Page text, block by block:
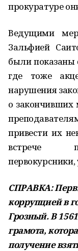
прокуратуре
Ведущими
Зальфией
были по­казаны
где тоже
нарушения
о закончивших
привести их
встрече
первокурсники,
СПРАВКА:
коррупцией в
Грозный. В
грамота,
получение